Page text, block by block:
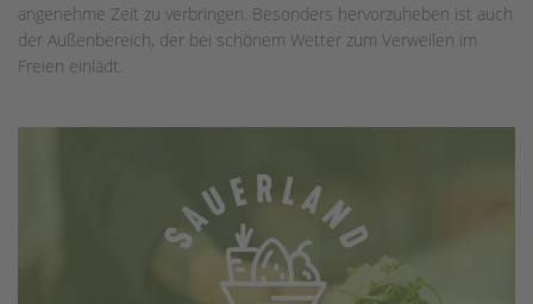
angenehme Zeit zu verbringen. Besonders hervorzuheben ist auch
der Außenbereich, der bei schönem Wetter zum Verweilen im
Freien einlädt.